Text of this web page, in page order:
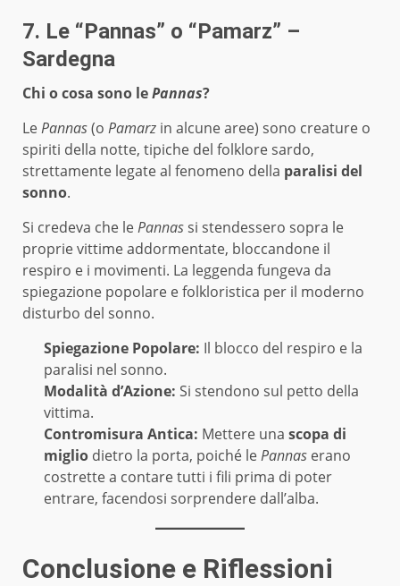
7. Le “Pannas” o “Pamarz” –
Sardegna
Chi o cosa sono lePannas?
LePannas(o Pamarz in alcune aree) sono creature o
spiriti della notte, tipiche del folklore sardo,
strettamente legate al fenomeno della paralisi del
sonno.
Si credeva che lePannassi stendessero sopra le
proprie vittime addormentate, bloccandone il
respiro e i movimenti. La leggenda fungeva da
spiegazione popolare e folkloristica per il moderno
disturbo del sonno.
Spiegazione Popolare: Il blocco del respiro e la
paralisi nel sonno.
Modalità d’Azione: Si stendono sul petto della
vittima.
Contromisura Antica: Mettere una scopa di
miglio dietro la porta, poiché lePannas erano
costrette a contare tutti i fili prima di poter
entrare, facendosi sorprendere dall’alba.
Conclusione e Riflessioni